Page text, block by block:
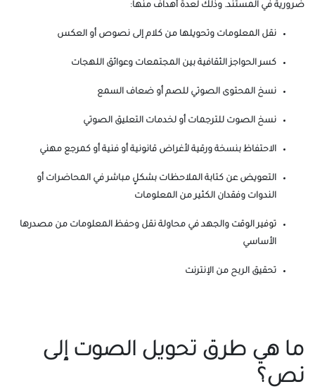
ضرورية في المستند. وذلك لعدة أهداف منها:
نقل المعلومات وتحويلها من كلام إلى نصوص أو العكس
كسر الحواجز الثقافية بين المجتمعات وعوائق اللهجات
نسخ المحتوى الصوتي للصم أو ضعاف السمع
نسخ الصوت للترجمات أو لخدمات التعليق الصوتي
الاحتفاظ بنسخة ورقية لأغراض قانونية أو فنية أو كمرجع مهني
التعويض عن كتابة الملاحظات بشكلٍ مباشر في المحاضرات أو
الندوات وفقدان الكثير من المعلومات
توفير الوقت والجهد في محاولة نقل وحفظ المعلومات من مصدرها
الأساسي
تحقيق الربح من الإنترنت
ما هي طرق تحويل الصوت إلى
نص؟